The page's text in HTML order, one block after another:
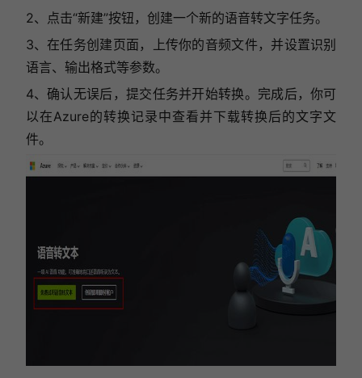
2、点击“新建”按钮，创建一个新的语音转文字任务。
3、在任务创建页面，上传你的音频文件，并设置识别
语言、输出格式等参数。
4、确认无误后，提交任务并开始转换。完成后，你可
以在Azure的转换记录中查看并下载转换后的文字文
件。